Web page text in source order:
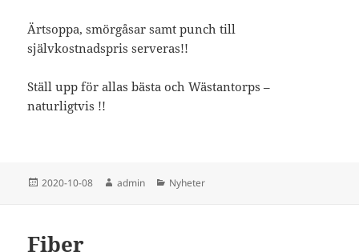
Ärtsoppa, smörgåsar samt punch till
självkostnadspris serveras!!
Ställ upp för allas bästa och Wästantorps –
naturligtvis !!
Postat
2020-10-08 Författare
admin Kategorier
Nyheter
Fiber